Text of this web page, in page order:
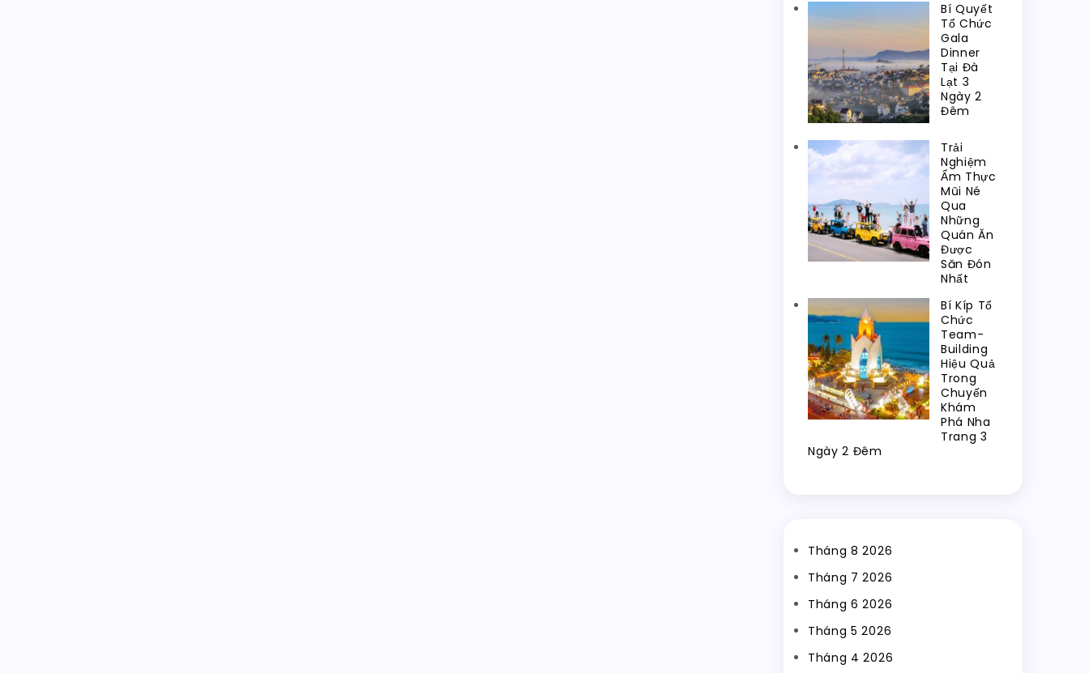
Bí Quyết
Tổ Chức
Gala
Dinner
Tại Đà
Lạt 3
Ngày 2
Đêm
Trải
Nghiệm
Ẩm Thực
Mũi Né
Qua
Những
Quán Ăn
Được
Săn Đón
Nhất
Bí Kíp Tổ
Chức
Team-
Building
Hiệu Quả
Trong
Chuyến
Khám
Phá Nha
Trang 3
Ngày 2 Đêm
Tháng 8 2026
Tháng 7 2026
Tháng 6 2026
Tháng 5 2026
Tháng 4 2026